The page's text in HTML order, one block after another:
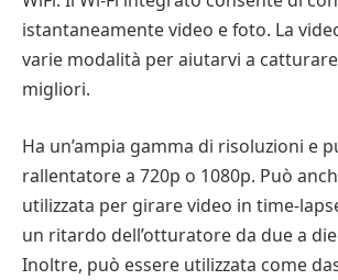
istantaneamente video e foto. La
varie modalità per aiutarvi a
migliori.
Ha un’ampia gamma di risoluzioni e
rallentatore a 720p o 1080p. Può
utilizzata per girare video in time-
un ritardo dell’otturatore da due a
Inoltre, può essere utilizzata come